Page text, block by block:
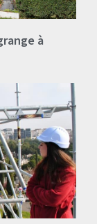
à